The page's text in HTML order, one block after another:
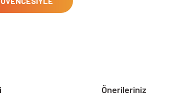
Önerileriniz